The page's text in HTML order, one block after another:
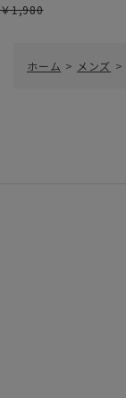
￥1,980
ホーム > メンズ >